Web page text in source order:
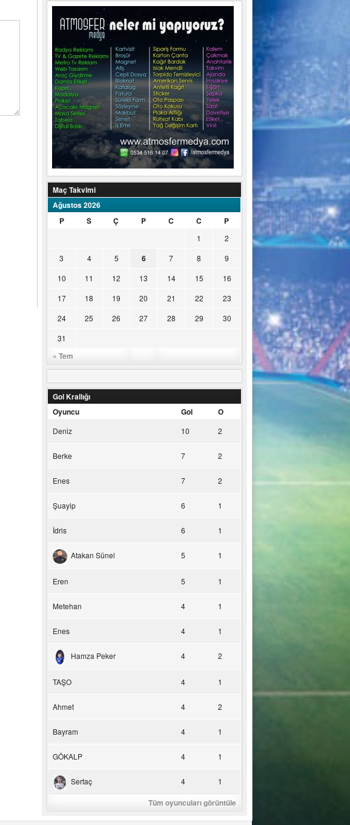
Maç Takvimi
Ağustos 2026
P
S Ç P C C P
« Tem
1
2
3
4 5 6 7 8
9
10
11 12 13 14 15
16
17
18 19 20 21 22
23
24
25 26 27 28 29
30
31
Gol Krallığı
Oyuncu
Gol O
Deniz 10 2
Berke 7 2
Enes 7 2
Şuayip 6 1
İdris 6 1
Atakan Sünel 5 1
Eren 5 1
Metehan 4 1
Enes 4 1
Hamza Peker 4 2
TAŞO 4 1
Ahmet 4 2
Bayram 4 1
GÖKALP 4 1
Sertaç 4 1
Tüm oyuncuları görüntüle